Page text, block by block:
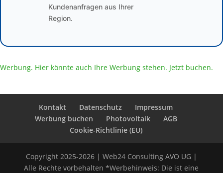
Kundenanfragen aus Ihrer
Region.
Werbung. Hier könnte auch Ihre Werbung stehen. Jetzt buchen.
Kontakt Datenschutz
Impressum
Werbung buchen
Photovoltaik
AGB
Cookie-Richtlinie (EU)
Copyright 2025-2026 | Web24 Consulting AVO UG |
Alle Rechte vorbehalten *Werbehinweis: Die ist eine